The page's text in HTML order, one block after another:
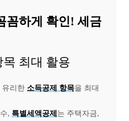
꼼하게 확인! 세금
목 최대 활용
리한 소득공제 항목을 최대
, 특별세액공제 는 주택자금,